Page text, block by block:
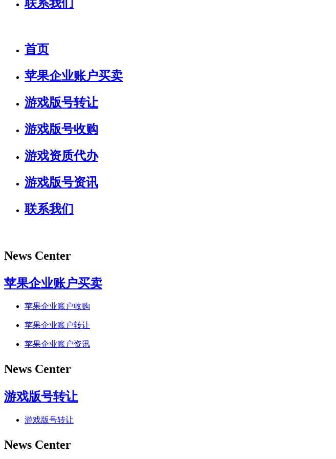
联系我们
首页
苹果企业账户买卖
游戏版号转让
游戏版号收购
游戏资质代办
游戏版号资讯
联系我们
News Center
苹果企业账户买卖
苹果企业账户收购
苹果企业账户转让
苹果企业账户资讯
News Center
游戏版号转让
游戏版号转让
News Center